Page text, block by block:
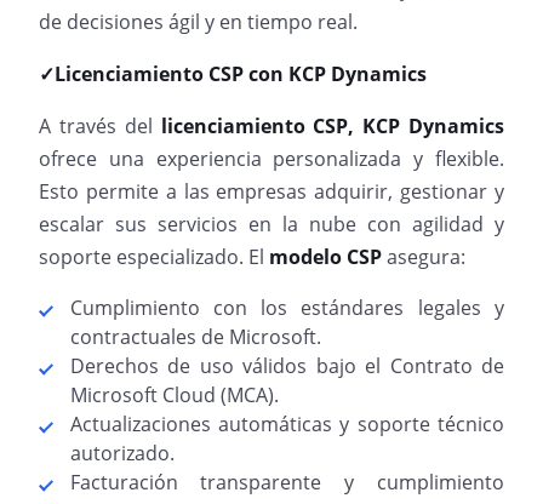
de decisiones ágil y en tiempo real.
✓Licenciamiento CSP con KCP Dynamics
A través del licenciamiento CSP, KCP Dynamics
ofrece una experiencia personalizada y flexible.
Esto permite a las empresas adquirir, gestionar y
escalar sus servicios en la nube con agilidad y
soporte especializado. El modelo CSPasegura:
Cumplimiento con los estándares legales y
contractuales de Microsoft.
Derechos de uso válidos bajo el Contrato de
Microsoft Cloud (MCA).
Actualizaciones automáticas y soporte técnico
autorizado.
Facturación transparente y cumplimiento